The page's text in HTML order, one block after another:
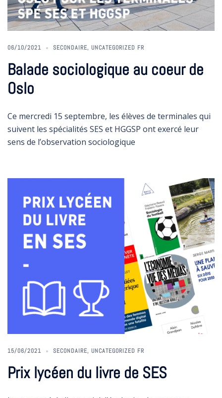
06/10/2021 SECONDAIRE, UNCATEGORIZED FR
Balade sociologique au coeur de
Oslo
Ce mercredi 15 septembre, les élèves de terminales qui
suivent les spécialités SES et HGGSP ont exercé leur
sens de l’observation sociologique
15/06/2021 SECONDAIRE, UNCATEGORIZED FR
Prix lycéen du livre de SES